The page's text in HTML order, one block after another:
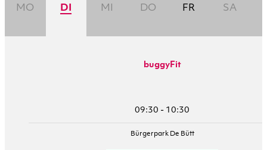
MO DI MI DO FR SA
buggyFit
09:30 - 10:30
Bürgerpark De Bütt